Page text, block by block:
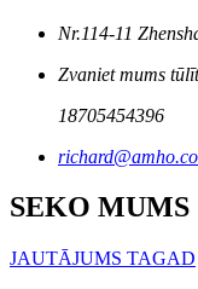
Nr.114-11
Zvaniet mums
18705454396
SEKO MUMS
JAUTĀJUMS TAGAD